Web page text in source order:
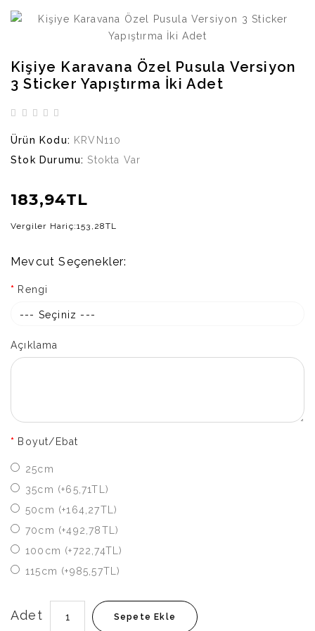
Kişiye Karavana Özel Pusula Versiyon
3 Sticker Yapıştırma İki Adet
Ürün Kodu: KRVN110
Stok Durumu: Stokta Var
183,94TL
Vergiler Hariç:153,28TL
Mevcut Seçenekler:
Rengi
--- Seçiniz ---
Açıklama
Boyut/Ebat
25cm
35cm (+65,71TL)
50cm (+164,27TL)
70cm (+492,78TL)
100cm (+722,74TL)
115cm (+985,57TL)
Adet Sepete Ekle